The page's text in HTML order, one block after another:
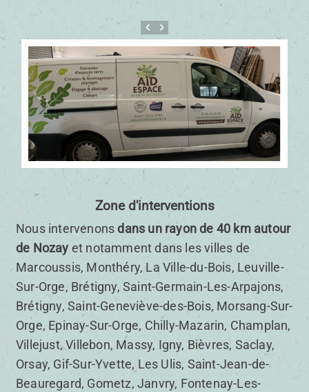
keyboard_arrow_left keyboard_arrow_right
Zone d'interventions
Nous intervenonsdans un rayon de 40 km autour
de Nozay et notamment dans les villes de
Marcoussis, Monthéry, La Ville-du-Bois, Leuville-
Sur-Orge, Brétigny, Saint-Germain-Les-Arpajons,
Brétigny, Saint-Geneviève-des-Bois, Morsang-Sur-
Orge, Epinay-Sur-Orge, Chilly-Mazarin, Champlan,
Villejust, Villebon, Massy, Igny, Bièvres, Saclay,
Orsay, Gif-Sur-Yvette, Les Ulis, Saint-Jean-de-
Beauregard, Gometz, Janvry, Fontenay-Les-